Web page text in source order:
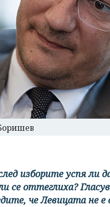
изборите успя ли
се оттеглиха?
че Левицата не